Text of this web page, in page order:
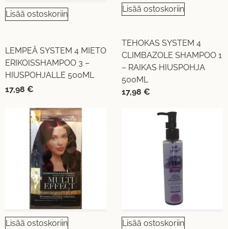
Lisää ostoskoriin
LEMPEÄ SYSTEM 4 MIETO
ERIKOISSHAMPOO 3 –
HIUSPOHJALLE 500ML
17,98 €
Lisää ostoskoriin
TEHOKAS SYSTEM 4
CLIMBAZOLE SHAMPOO 1
– RAIKAS HIUSPOHJA
500ML
17,98 €
Lisää ostoskoriin Lisää ostoskoriin